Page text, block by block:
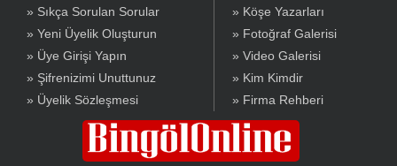
» Sıkça Sorulan Sorular
» Yeni Üyelik Oluşturun
» Üye Girişi Yapın
» Şifrenizimi Unuttunuz
» Üyelik Sözleşmesi
» Köşe Yazarları
» Fotoğraf Galerisi
» Video Galerisi
» Kim Kimdir
» Firma Rehberi